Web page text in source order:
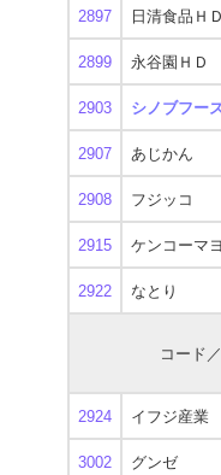
2897 日清食品ＨＤ
2899 永谷園ＨＤ
2903 シノブフー
2907 あじかん
2908 フジッコ
2915 ケンコーマ
2922 なとり
コード
2924 イフジ産業
3002 グンゼ